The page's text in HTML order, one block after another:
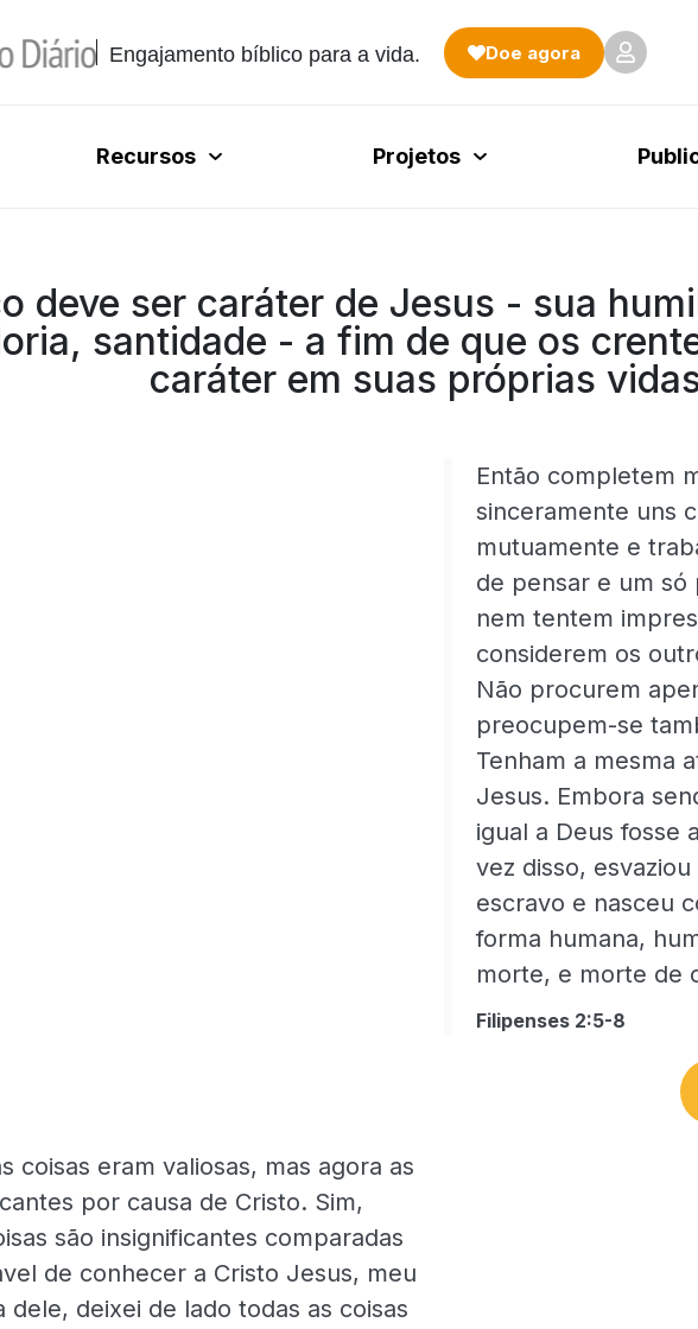
Engajamento bíblico para a vida. Doe agora
Recursos Projetos
deve ser caráter de Jesus - sua
santidade - a fim de que os
caráter em suas próprias
Então completem
sinceramente uns
mutuamente e
de pensar e um só
nem tentem
considerem os
Não procurem
preocupem-se
Tenham a mesma
Jesus. Embora
igual a Deus fosse
vez disso,
escravo e nasceu
forma humana,
morte, e morte de
Filipenses 2:5-8
coisas eram valiosas, mas agora as
por causa de Cristo. Sim,
são insignificantes comparadas
de conhecer a Cristo Jesus, meu
dele, deixei de lado todas as coisas